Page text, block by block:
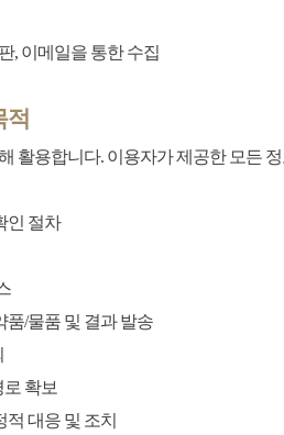
, 이메일을 통한 수집
적
활용합니다. 이용자가 제공한 모든
인 절차
/물품 및 결과 발송
확보
대응 및 조치